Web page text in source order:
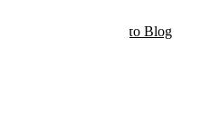
Επιστροφή στο Blog